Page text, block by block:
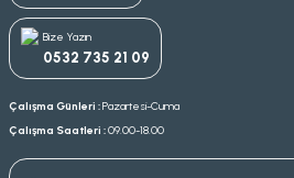
Bize Yazın
0532 735 21 09
Çalışma Günleri :Pazartesi-Cuma
Çalışma Saatleri :09.00-18.00